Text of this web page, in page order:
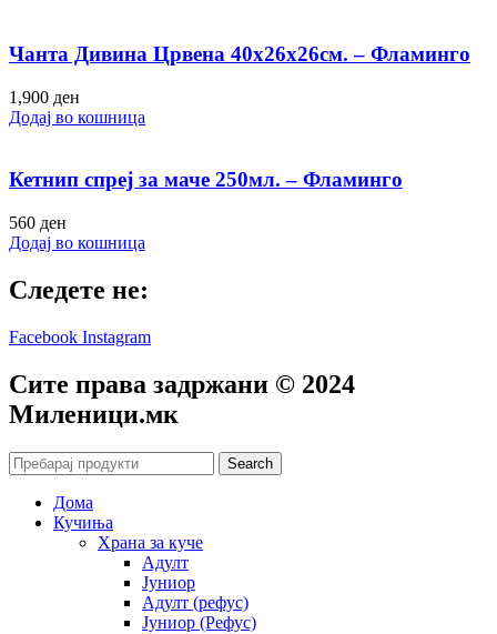
Чанта Дивина Црвена 40х26х26см. – Фламинго
1,900 ден
Додај во кошница
Кетнип спреј за маче 250мл. – Фламинго
560 ден
Додај во кошница
Следете не:
Facebook Instagram
Сите права задржани © 2024
Mиленици.мк
Search
Дома
Кучиња
Храна за куче
Адулт
Јуниор
Адулт (рефус)
Јуниор (Рефус)